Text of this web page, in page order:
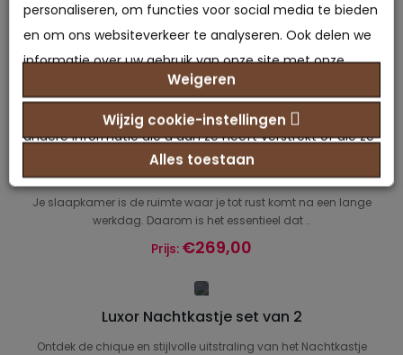
Hamilton Nachtkastje
Het Nachtkastje Hamilton is een prachtig meubelstuk dat de sfeer
in uw slaapkamer direct bepaalt. Na..
Prijs:€199,00
Havana Nachtkastje
Je slaapkamer is de ruimte waar je tot rust komt na een lange
werkdag. Daarom is het essentieel dat ..
Prijs: €269,00
Luxor Nachtkastje set van 2
Ontdek de chique en stijlvolle uitstraling van het Nachtkastje
personaliseren, om functies voor social media te bieden
en om ons websiteverkeer te analyseren. Ook delen we
informatie over uw gebruik van onze site met onze
partners voor social media, adverteren en analyse. Deze
partners kunnen deze gegevens combineren met
andere informatie die u aan ze heeft verstrekt of die ze
hebben verzameld op basis van uw gebruik van hun
services.
Weigeren
Wijzig cookie-instellingen
Alles toestaan